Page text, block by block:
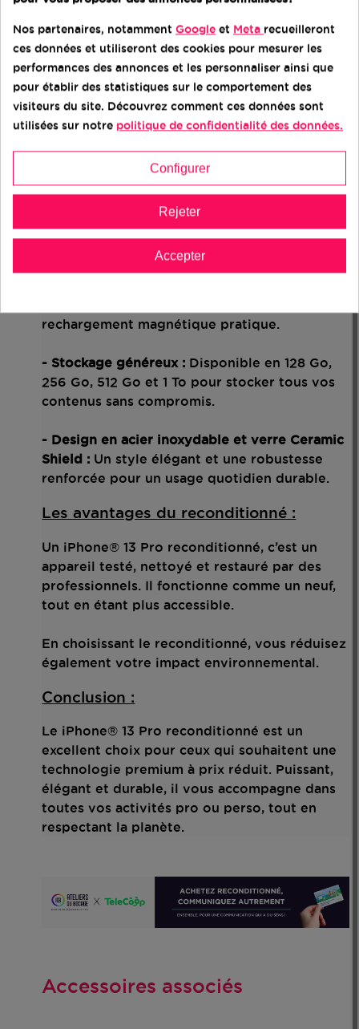
plein soleil.
- Puce A15 Bionic – 6 cœurs + GPU 5 cœurs :
Exécutez les tâches les plus lourdes (jeux,
montage vidéo, réalité augmentée) avec une
réactivité fulgurante.
- Triple appareil photo 12 MP – Ultra grand-
angle, grand-angle et téléobjectif :Capturez
des images nettes et détaillées, même en
basse lumière, avec des fonctionnalités
comme le mode Cinématique et le ProRAW.
rechargement magnétique pratique.
- Stockage généreux : Disponible en 128 Go,
256 Go, 512 Go et 1 To pour stocker tous vos
contenus sans compromis.
- Design en acier inoxydable et verre Ceramic
Shield : Un style élégant et une robustesse
renforcée pour un usage quotidien durable.
Les avantages du reconditionné :
Un iPhone® 13 Pro reconditionné, c’est un
appareil testé, nettoyé et restauré par des
professionnels. Il fonctionne comme un neuf,
tout en étant plus accessible.
En choisissant le reconditionné, vous réduisez
également votre impact environnemental.
Conclusion :
Le iPhone® 13 Pro reconditionné est un
excellent choix pour ceux qui souhaitent une
technologie premium à prix réduit. Puissant,
élégant et durable, il vous accompagne dans
toutes vos activités pro ou perso, tout en
respectant la planète.
Accessoires associés
Nos partenaires, notamment Google et Meta recueilleront
ces données et utiliseront des cookies pour mesurer les
performances des annonces et les personnaliser ainsi que
pour établir des statistiques sur le comportement des
visiteurs du site. Découvrez comment ces données sont
utilisées sur notre politique de confidentialité des données.
Configurer
Rejeter
Accepter